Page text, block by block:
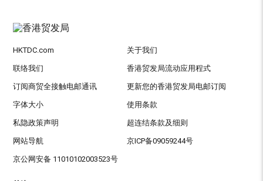
HKTDC.com 关于我们
联络我们 香港贸发局流动应用程式
订阅商贸全接触电邮通讯 更新您的香港贸发局电邮订阅
字体大小 使用条款
私隐政策声明 超连结条款及细则
网站导航 京ICP备09059244号
京公网安备 11010102003523号